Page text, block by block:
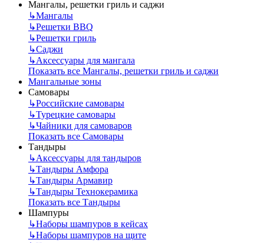
Мангалы, решетки гриль и саджи
↳Мангалы
↳Решетки BBQ
↳Решетки гриль
↳Саджи
↳Аксессуары для мангала
Показать все Мангалы, решетки гриль и саджи
Мангальные зоны
Самовары
↳Российские самовары
↳Турецкие самовары
↳Чайники для самоваров
Показать все Самовары
Тандыры
↳Аксессуары для тандыров
↳Тандыры Амфора
↳Тандыры Армавир
↳Тандыры Технокерамика
Показать все Тандыры
Шампуры
↳Наборы шампуров в кейсах
↳Наборы шампуров на щите